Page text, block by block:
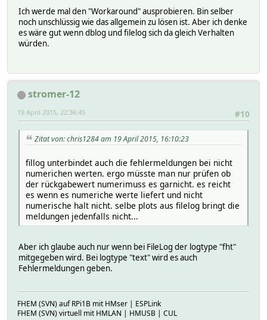
Ich werde mal den "Workaround" ausprobieren. Bin selber
noch unschlüssig wie das allgemein zu lösen ist. Aber ich denke
es wäre gut wenn dblog und filelog sich da gleich Verhalten
würden.
stromer-12
#10
19 April 2015, 22:36:45
Zitat von: chris1284 am 19 April 2015, 16:10:23
fillog unterbindet auch die fehlermeldungen bei nicht
numerichen werten. ergo müsste man nur prüfen ob
der rückgabewert numerimuss es garnicht. es reicht
es wenn es numeriche werte liefert und nicht
numerische halt nicht. selbe plots aus filelog bringt die
meldungen jedenfalls nicht...
Aber ich glaube auch nur wenn bei FileLog der logtype "fht"
mitgegeben wird. Bei logtype "text" wird es auch
Fehlermeldungen geben.
FHEM (SVN) auf RPi1B mit HMser | ESPLink
FHEM (SVN) virtuell mit HMLAN | HMUSB | CUL